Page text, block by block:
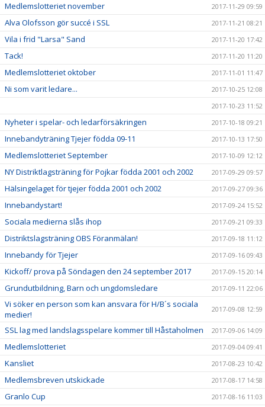
Medlemslotteriet november 2017-11-29 09:59
Alva Olofsson gör succé i SSL 2017-11-21 08:21
Vila i frid "Larsa" Sand 2017-11-20 17:42
Tack! 2017-11-20 11:20
Medlemslotteriet oktober 2017-11-01 11:47
Ni som varit ledare...
2017-10-25 12:08
2017-10-23 11:52
Nyheter i spelar- och ledarförsäkringen 2017-10-18 09:21
Innebandyträning Tjejer födda 09-11 2017-10-13 17:50
Medlemslotteriet September 2017-10-09 12:12
NY Distriktlagsträning för Pojkar födda 2001 och 2002 2017-09-29 09:57
Hälsingelaget för tjejer födda 2001 och 2002 2017-09-27 09:36
Innebandystart! 2017-09-24 15:52
Sociala medierna slås ihop 2017-09-21 09:33
Distriktslagsträning OBS Föranmälan! 2017-09-18 11:12
Innebandy för Tjejer 2017-09-16 09:43
Kickoff/ prova på Söndagen den 24 september 2017 2017-09-15 20:14
Grundutbildning, Barn och ungdomsledare 2017-09-11 22:06
Vi söker en person som kan ansvara för H/B´s sociala
medier!
2017-09-08 12:59
SSL lag med landslagsspelare kommer till Håstaholmen 2017-09-06 14:09
Medlemslotteriet 2017-09-04 09:41
Kansliet 2017-08-23 10:42
Medlemsbreven utskickade 2017-08-17 14:58
Granlo Cup 2017-08-16 11:03